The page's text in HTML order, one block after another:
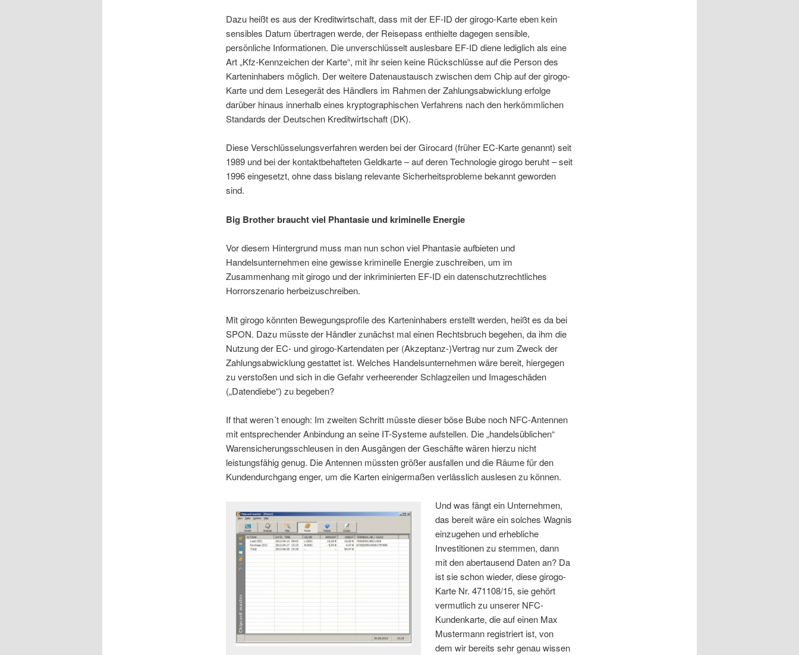
Dazu heißt es aus der Kreditwirtschaft, dass mit der EF-ID der girogo-Karte eben kein
sensibles Datum übertragen werde, der Reisepass enthielte dagegen sensible,
persönliche Informationen. Die unverschlüsselt auslesbare EF-ID diene lediglich als eine
Art „Kfz-Kennzeichen der Karte“, mit ihr seien keine Rückschlüsse auf die Person des
Karteninhabers möglich. Der weitere Datenaustausch zwischen dem Chip auf der girogo-
Karte und dem Lesegerät des Händlers im Rahmen der Zahlungsabwicklung erfolge
darüber hinaus innerhalb eines kryptographischen Verfahrens nach den herkömmlichen
Standards der Deutschen Kreditwirtschaft (DK).
Diese Verschlüsselungsverfahren werden bei der Girocard (früher EC-Karte genannt) seit
1989 und bei der kontaktbehafteten Geldkarte – auf deren Technologie girogo beruht – seit
1996 eingesetzt, ohne dass bislang relevante Sicherheitsprobleme bekannt geworden
sind.
Big Brother braucht viel Phantasie und kriminelle Energie
Vor diesem Hintergrund muss man nun schon viel Phantasie aufbieten und
Handelsunternehmen eine gewisse kriminelle Energie zuschreiben, um im
Zusammenhang mit girogo und der inkriminierten EF-ID ein datenschutzrechtliches
Horrorszenario herbeizuschreiben.
Mit girogo könnten Bewegungsprofile des Karteninhabers erstellt werden, heißt es da bei
SPON. Dazu müsste der Händler zunächst mal einen Rechtsbruch begehen, da ihm die
Nutzung der EC- und girogo-Kartendaten per (Akzeptanz-)Vertrag nur zum Zweck der
Zahlungsabwicklung gestattet ist. Welches Handelsunternehmen wäre bereit, hiergegen
zu verstoßen und sich in die Gefahr verheerender Schlagzeilen und Imageschäden
(„Datendiebe“) zu begeben?
If that weren´t enough: Im zweiten Schritt müsste dieser böse Bube noch NFC-Antennen
mit entsprechender Anbindung an seine IT-Systeme aufstellen. Die „handelsüblichen“
Warensicherungsschleusen in den Ausgängen der Geschäfte wären hierzu nicht
leistungsfähig genug. Die Antennen müssten größer ausfallen und die Räume für den
Kundendurchgang enger, um die Karten einigermaßen verlässlich auslesen zu können.
Und was fängt ein Unternehmen,
das bereit wäre ein solches Wagnis
einzugehen und erhebliche
Investitionen zu stemmen, dann
mit den abertausend Daten an? Da
ist sie schon wieder, diese girogo-
Karte Nr. 471108/15, sie gehört
vermutlich zu unserer NFC-
Kundenkarte, die auf einen Max
Mustermann registriert ist, von
dem wir bereits sehr genau wissen